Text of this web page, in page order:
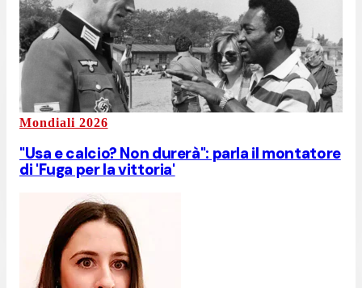
Mondiali 2026
"Usa e calcio? Non durerà": parla il montatore
di 'Fuga per la vittoria'